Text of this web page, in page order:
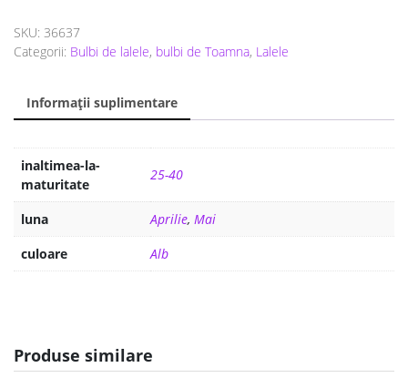
25 lei.
buc
SKU: 36637
Categorii: Bulbi de lalele, bulbi de Toamna, Lalele
Informații suplimentare
inaltimea-la-
maturitate
25-40
luna Aprilie, Mai
culoare
Alb
Produse similare